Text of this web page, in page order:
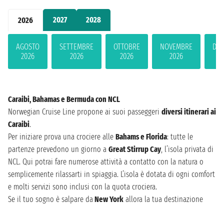
2026 2027 2028
AGOSTO
2026
SETTEMBRE
2026
OTTOBRE
2026
NOVEMBRE
2026
Caraibi, Bahamas e Bermuda con NCL
Norwegian Cruise Line propone ai suoi passeggeri diversi itinerari ai
Caraibi.
Per iniziare prova una crociere alle Bahams e Florida: tutte le
partenze prevedono un giorno a Great Stirrup Cay, l’isola privata di
NCL. Qui potrai fare numerose attività a contatto con la natura o
semplicemente rilassarti in spiaggia. L’isola è dotata di ogni comfort
e molti servizi sono inclusi con la quota crociera.
Se il tuo sogno è salpare daNew York allora la tua destinazione